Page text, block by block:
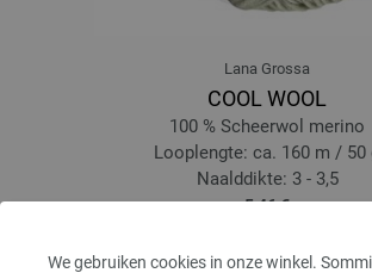
We gebruiken cookies in onze winkel.
Lana Grossa
COOL WOOL
100 % Scheerwol merino
Looplengte: ca. 160 m / 50
Naalddikte: 3 - 3,5
5,46 €